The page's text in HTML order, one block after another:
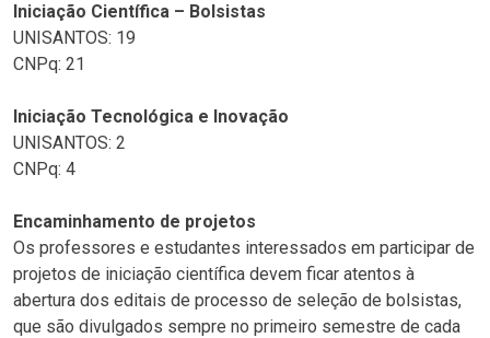
Iniciação Científica – Bolsistas
UNISANTOS: 19
CNPq: 21
Iniciação Tecnológica e Inovação
UNISANTOS: 2
CNPq: 4
Encaminhamento de projetos
Os professores e estudantes interessados em participar de
projetos de iniciação científica devem ficar atentos à
abertura dos editais de processo de seleção de bolsistas,
que são divulgados sempre no primeiro semestre de cada